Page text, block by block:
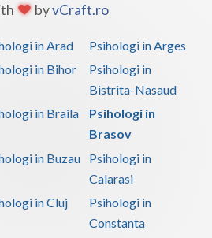
in tulburarea dism... (6)
in tulburarea expr... (1)
in tulburarea fono... (1)
in tulburarea opoz... (4)
in tulburari ale c... (4)
de comunicare (3)
facultatilor de psiho... (1)
byvCraft.ro
in Arad
Psihologi in Arges
in Bihor
Psihologi in
Bistrita-Nasaud
in Braila
Psihologi in
Brasov
in Buzau
Psihologi in
Calarasi
in Cluj
Psihologi in
Constanta